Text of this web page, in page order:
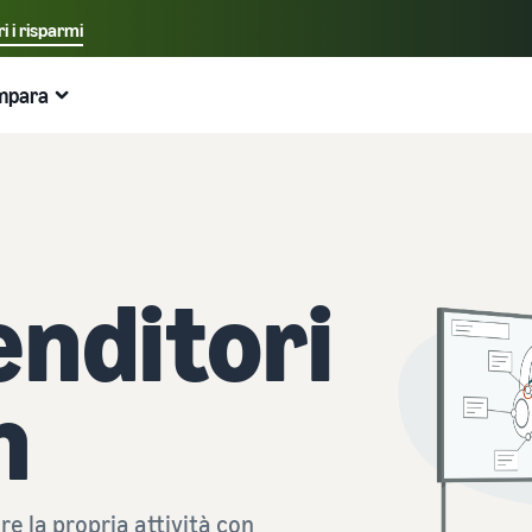
i risparmi
Seleziona la lingua preferita
Guida per Nuovi Venditori
Sblocca azioni consigliate che possono aiutarti a vendere
Gestione multicanale
Utilizza l'inventario di Logistica di Amazon per le vendite
Vendi prodotti a basso costo e raggiungi milioni di clienti
in tutto il mondo
Amazon Renewed
Vendi prodotti ricondizionati e usati a milioni di clienti
Amazon in tutto il mondo
Stima delle spese di evasione degli ordini
Confronta i preventivi in base al metodo di evasione
Crea il tuo negozio online
Entra nel mondo dell'e-commerce in modo semplice ed
Come gestire l'evasione degli ordini in un'attività di E-
commerce
la propria attività con